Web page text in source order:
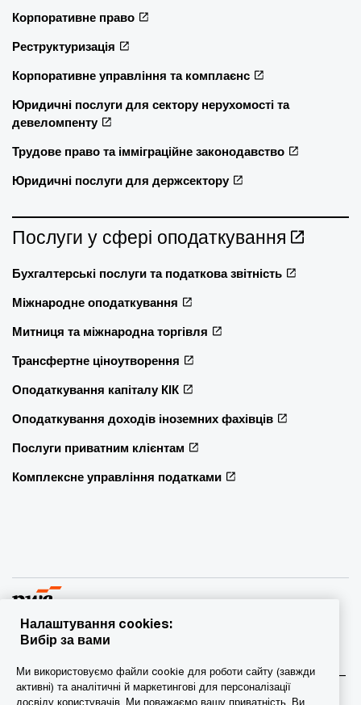
Корпоративне право
Реструктуризація
Корпоративне управління та комплаєнс
Юридичні послуги для сектору нерухомості та
девеломпенту
Трудове право та імміграційне законодавство
Юридичні послуги для держсектору
Послуги у сфері оподаткування
Бухгалтерські послуги та податкова звітність
Міжнародне оподаткування
Митниця та міжнародна торгівля
Трансфертне ціноутворення
Оподаткування капіталу КІК
Оподаткування доходів іноземних фахівців
Послуги приватним клієнтам
Комплексне управління податками
учасник/фірми-учасниці мережі PwC, а в деяких випадках –
міжнародна мережа PwC. Кожна фірма мережі є
Налаштування cookies:
Вибір за вами
Ми використовуємо файли cookie для роботи сайту (завжди
активні) та аналітичні й маркетингові для персоналізації
досвіду користувачів. Ми поважаємо вашу приватність. Ви